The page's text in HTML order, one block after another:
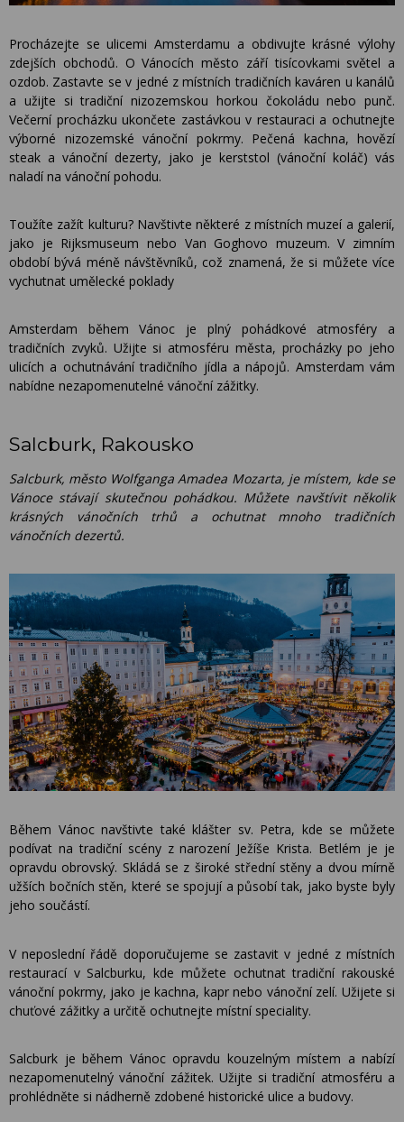
Procházejte se ulicemi Amsterdamu a obdivujte krásné výlohy
zdejších obchodů. O Vánocích město září tisícovkami světel a
ozdob. Zastavte se v jedné z místních tradičních kaváren u kanálů
a užijte si tradiční nizozemskou horkou čokoládu nebo punč.
Večerní procházku ukončete zastávkou v restauraci a ochutnejte
výborné nizozemské vánoční pokrmy. Pečená kachna, hovězí
steak a vánoční dezerty, jako je kerststol (vánoční koláč) vás
naladí na vánoční pohodu.
Toužíte zažít kulturu? Navštivte některé z místních muzeí a galerií,
jako je Rijksmuseum nebo Van Goghovo muzeum. V zimním
období bývá méně návštěvníků, což znamená, že si můžete více
vychutnat umělecké poklady
Amsterdam během Vánoc je plný pohádkové atmosféry a
tradičních zvyků. Užijte si atmosféru města, procházky po jeho
ulicích a ochutnávání tradičního jídla a nápojů. Amsterdam vám
nabídne nezapomenutelné vánoční zážitky.
Salcburk, Rakousko
Salcburk, město Wolfganga Amadea Mozarta, je místem, kde se
Vánoce stávají skutečnou pohádkou. Můžete navštívit několik
krásných vánočních trhů a ochutnat mnoho tradičních
vánočních dezertů.
Během Vánoc navštivte také klášter sv. Petra, kde se můžete
podívat na tradiční scény z narození Ježíše Krista. Betlém je je
opravdu obrovský. Skládá se z široké střední stěny a dvou mírně
užších bočních stěn, které se spojují a působí tak, jako byste byly
jeho součástí.
V neposlední řádě doporučujeme se zastavit v jedné z místních
restaurací v Salcburku, kde můžete ochutnat tradiční rakouské
vánoční pokrmy, jako je kachna, kapr nebo vánoční zelí. Užijete si
chuťové zážitky a určitě ochutnejte místní speciality.
Salcburk je během Vánoc opravdu kouzelným místem a nabízí
nezapomenutelný vánoční zážitek. Užijte si tradiční atmosféru a
prohlédněte si nádherně zdobené historické ulice a budovy.